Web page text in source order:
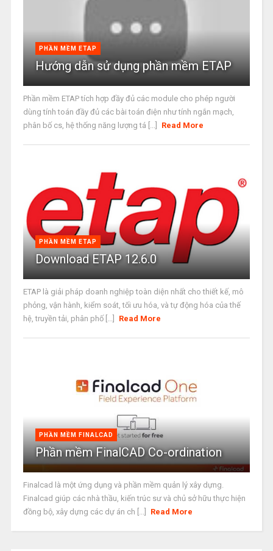
PHẦN MỀM ETAP
Hướng dẫn sử dụng phần mềm ETAP
Phần mềm ETAP tích hợp đầy đủ các module cho phép người
dùng tính toán đầy đủ các bài toán điện như tính ngắn mạch,
phân bố cs, hệ thống năng lượng tá [...]
Read More
PHẦN MỀM ETAP
Download ETAP 12.6.0
ETAP là giải pháp doanh nghiệp toàn diện nhất cho thiết kế, mô
phỏng, vận hành, kiểm soát, tối ưu hóa, và tự động hóa của thế
hệ, truyền tải, phân phố [...]
Read More
PHẦN MỀM FINALCAD
Phần mềm FinalCAD Co-ordination
Finalcad là một ứng dụng và phần mềm quản lý xây dựng.
Finalcad giúp các nhà thầu, kiến trúc sư và chủ sở hữu thực hiện
đồng bộ, xây dựng các dự án ch [...]
Read More